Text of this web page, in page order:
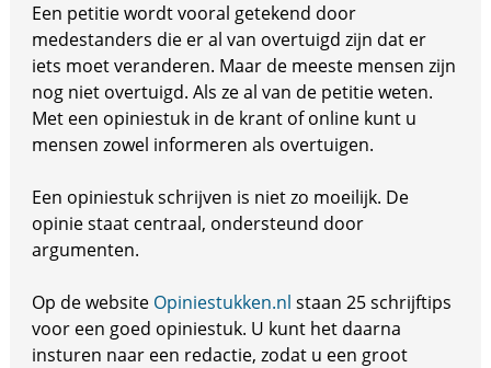
Een petitie wordt vooral getekend door
medestanders die er al van overtuigd zijn dat er
iets moet veranderen. Maar de meeste mensen zijn
nog niet overtuigd. Als ze al van de petitie weten.
Met een opiniestuk in de krant of online kunt u
mensen zowel informeren als overtuigen.
Een opiniestuk schrijven is niet zo moeilijk. De
opinie staat centraal, ondersteund door
argumenten.
Op de website Opiniestukken.nl staan 25 schrijftips
voor een goed opiniestuk. U kunt het daarna
insturen naar een redactie, zodat u een groot